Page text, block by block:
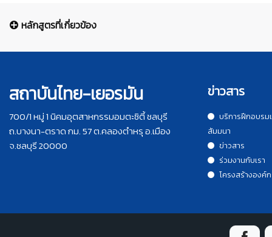
หลักสูตรที่เกี่ยวข้อง
สถาบันไทย-เยอรมัน
700/1 หมู่ 1 นิคมอุตสาหกรรมอมตะซิตี้ ชลบุรี
ถ.บางนา-ตราด กม. 57 ต.คลองตำหรุ อ.เมือง
จ.ชลบุรี 20000
ข่าวสาร
บริการฝึกอบรม
สัมมนา
ข่าวสาร
ร่วมงานกับเรา
โครงสร้างองค์